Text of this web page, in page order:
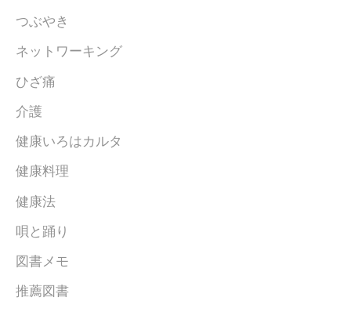
つぶやき
ネットワーキング
ひざ痛
介護
健康いろはカルタ
健康料理
健康法
唄と踊り
図書メモ
推薦図書